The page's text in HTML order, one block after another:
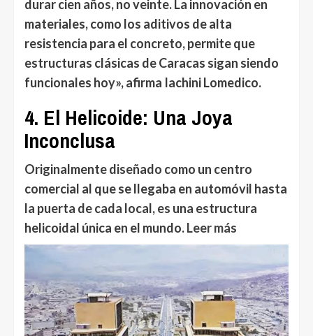
durar cien años, no veinte.La innovación en
materiales, como los aditivos de alta
resistencia para el concreto, permite que
estructuras clásicas de Caracas sigan siendo
funcionales hoy», afirma Iachini Lomedico.
4. El Helicoide: Una Joya
Inconclusa
Originalmente diseñado como un centro
comercial al que se llegaba en automóvil hasta
la puerta de cada local, es una estructura
helicoidal única en el mundo.Leer más